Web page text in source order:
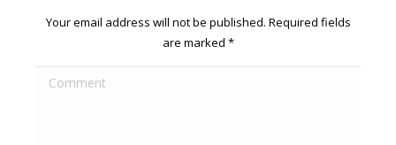
Your email address will not be published. Required fields
are marked *
Comment